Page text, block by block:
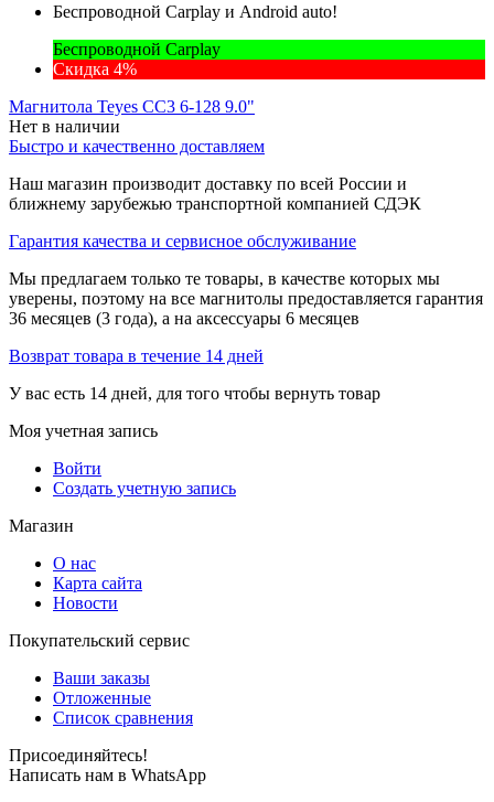
Беспроводной Carplay и Android auto!
Беспроводной Carplay
Скидка 4%
Магнитола Teyes CC3 6-128 9.0"
Нет в наличии
Быстро и качественно доставляем
Наш магазин производит доставку по всей России и
ближнему зарубежью транспортной компанией СДЭК
Гарантия качества и сервисное обслуживание
Мы предлагаем только те товары, в качестве которых мы
уверены, поэтому на все магнитолы предоставляется гарантия
36 месяцев (3 года), а на аксессуары 6 месяцев
Возврат товара в течение 14 дней
У вас есть 14 дней, для того чтобы вернуть товар
Моя учетная запись
Войти
Создать учетную запись
Магазин
О нас
Карта сайта
Новости
Покупательский сервис
Ваши заказы
Отложенные
Список сравнения
Присоединяйтесь!
Написать нам в WhatsApp